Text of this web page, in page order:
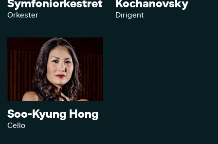
Symfoniorkestret
Orkester
Kochanovsky
Dirigent
Soo-Kyung Hong
Cello